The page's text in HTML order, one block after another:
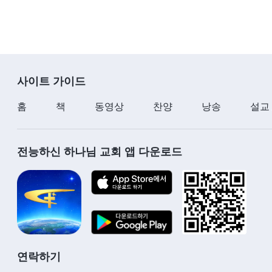
사이트 가이드
홈 책 동영상 찬양 낭송 설교
전능하신 하나님 교회 앱 다운로드
연락하기